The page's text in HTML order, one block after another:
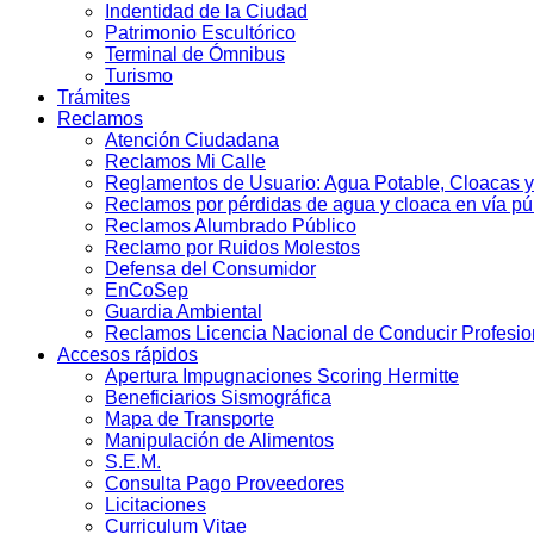
Indentidad de la Ciudad
Patrimonio Escultórico
Terminal de Ómnibus
Turismo
Trámites
Reclamos
Atención Ciudadana
Reclamos Mi Calle
Reglamentos de Usuario: Agua Potable, Cloacas
Reclamos por pérdidas de agua y cloaca en vía
Reclamos Alumbrado Público
Reclamo por Ruidos Molestos
Defensa del Consumidor
EnCoSep
Guardia Ambiental
Reclamos Licencia Nacional de Conducir
Accesos rápidos
Apertura Impugnaciones Scoring Hermitte
Beneficiarios Sismográfica
Mapa de Transporte
Manipulación de Alimentos
S.E.M.
Consulta Pago Proveedores
Licitaciones
Curriculum Vitae